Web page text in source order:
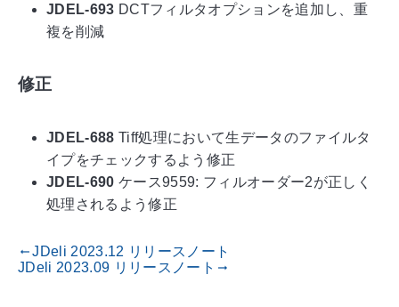
JDEL-693 DCTフィルタオプションを追加し、重
複を削減
修正
JDEL-688 Tiff処理において生データのファイルタ
イプをチェックするよう修正
JDEL-690 ケース9559: フィルオーダー2が正しく
処理されるよう修正
gdoc_arrow_left_altJDeli 2023.12 リリースノート
JDeli 2023.09 リリースノート gdoc_arrow_right_alt